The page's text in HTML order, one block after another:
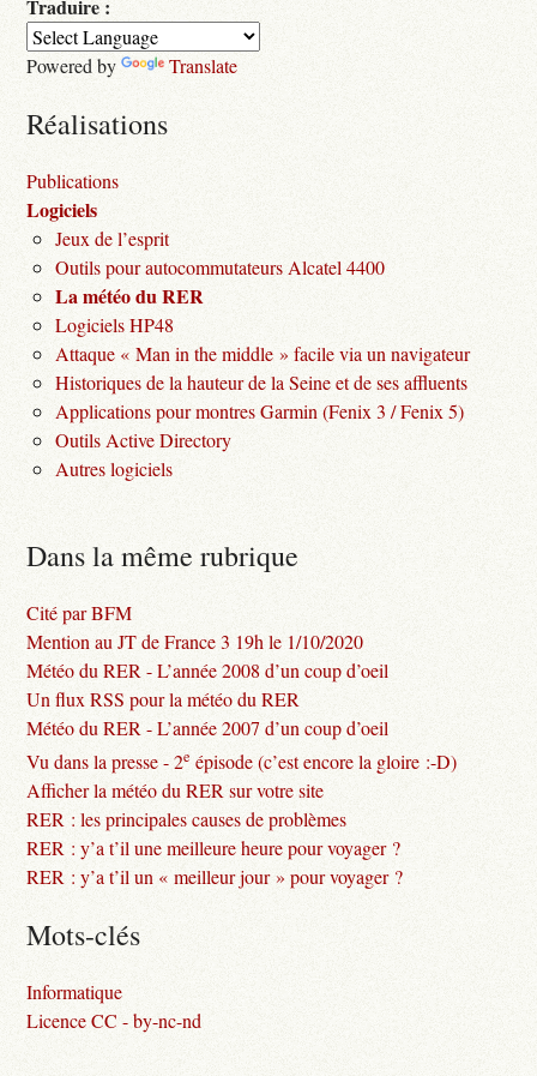
Traduire :
Powered by Translate
Réalisations
Publications
Logiciels
Jeux de l’esprit
Outils pour autocommutateurs Alcatel 4400
La météo du RER
Logiciels HP48
Attaque « Man in the middle » facile via un navigateur
Historiques de la hauteur de la Seine et de ses affluents
Applications pour montres Garmin (Fenix 3 / Fenix 5)
Outils Active Directory
Autres logiciels
Dans la même rubrique
Cité par BFM
Mention au JT de France 3 19h le 1/10/2020
Météo du RER - L’année 2008 d’un coup d’oeil
Un flux RSS pour la météo du RER
Météo du RER - L’année 2007 d’un coup d’oeil
Vu dans la presse - 2e épisode (c’est encore la gloire :-D)
Afficher la météo du RER sur votre site
RER : les principales causes de problèmes
RER : y’a t’il une meilleure heure pour voyager ?
RER : y’a t’il un « meilleur jour » pour voyager ?
Mots-clés
Informatique
Licence CC - by-nc-nd